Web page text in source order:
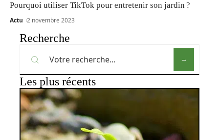
Pourquoi utiliser TikTok pour entretenir son jardin ?
Actu 2 novembre 2023
Recherche
Les plus récents